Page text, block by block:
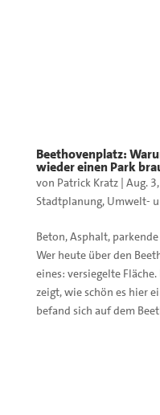
Beethovenplatz:
wieder einen Park
von Patrick Kratz| Aug.
Stadtplanung, Umwelt-
Beton, Asphalt,
Wer heute über den
eines: versiegelte
zeigt, wie schön es hier
befand sich auf dem